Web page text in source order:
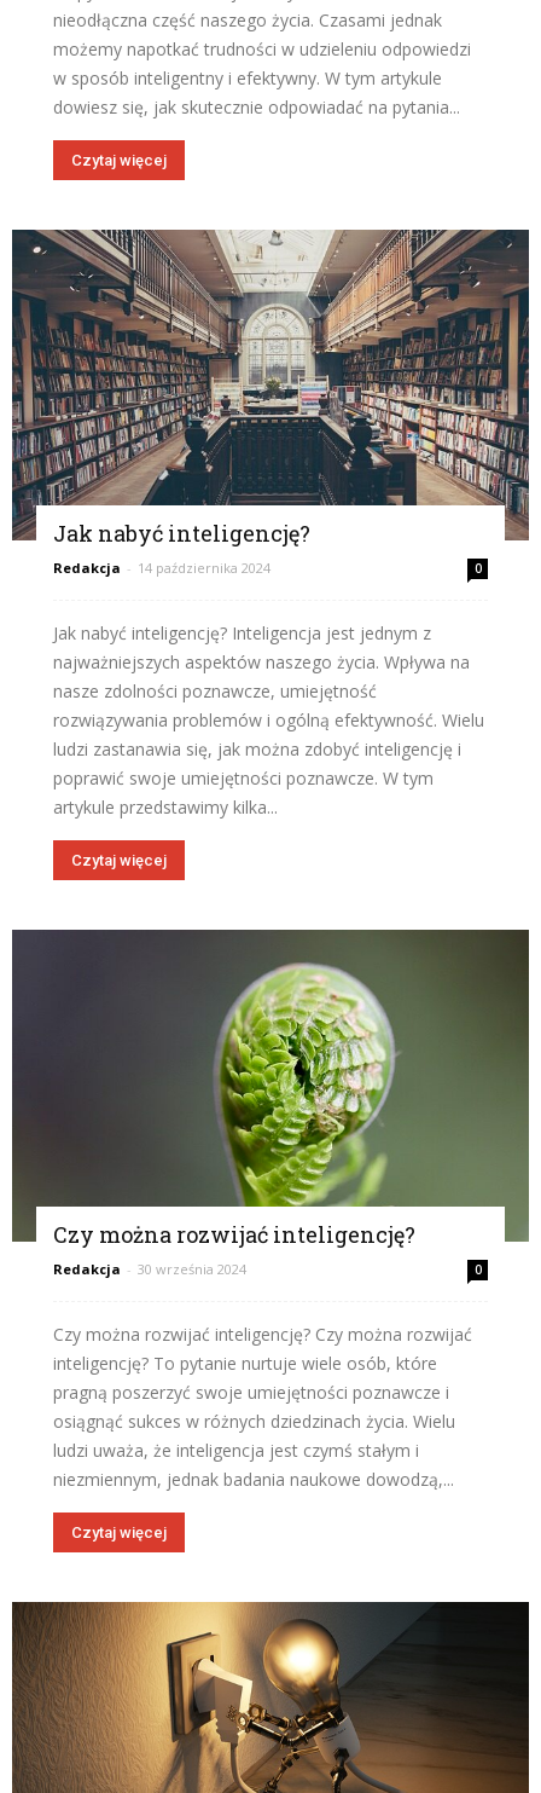
nieodłączna część naszego życia. Czasami jednak
możemy napotkać trudności w udzieleniu odpowiedzi
w sposób inteligentny i efektywny. W tym artykule
dowiesz się, jak skutecznie odpowiadać na pytania...
Czytaj więcej
Jak nabyć inteligencję?
Redakcja - 14 października 2024 0
Jak nabyć inteligencję? Inteligencja jest jednym z
najważniejszych aspektów naszego życia. Wpływa na
nasze zdolności poznawcze, umiejętność
rozwiązywania problemów i ogólną efektywność. Wielu
ludzi zastanawia się, jak można zdobyć inteligencję i
poprawić swoje umiejętności poznawcze. W tym
artykule przedstawimy kilka...
Czytaj więcej
Czy można rozwijać inteligencję?
Redakcja - 30 września 2024 0
Czy można rozwijać inteligencję? Czy można rozwijać
inteligencję? To pytanie nurtuje wiele osób, które
pragną poszerzyć swoje umiejętności poznawcze i
osiągnąć sukces w różnych dziedzinach życia. Wielu
ludzi uważa, że inteligencja jest czymś stałym i
niezmiennym, jednak badania naukowe dowodzą,...
Czytaj więcej